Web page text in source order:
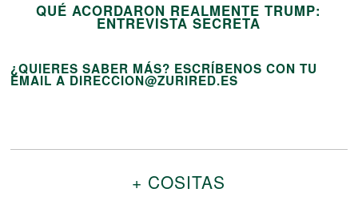
QUÉ ACORDARON REALMENTE TRUMP:
ENTREVISTA SECRETA
¿QUIERES SABER MÁS? ESCRÍBENOS CON TU
EMAIL A DIRECCION@ZURIRED.ES
+ COSITAS